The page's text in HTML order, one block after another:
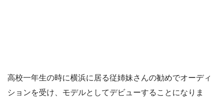
高校一年生の時に横浜に居る従姉妹さんの勧めでオーディ
ションを受け、モデルとしてデビューすることになりま